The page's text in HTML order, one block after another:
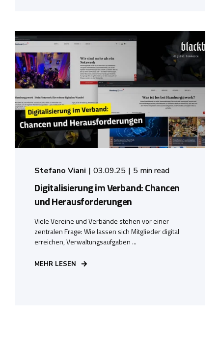
Stefano Viani 03.09.25 5 min read
Digitalisierung im Verband: Chancen
und Herausforderungen
Viele Vereine und Verbände stehen vor einer
zentralen Frage: Wie lassen sich Mitglieder digital
erreichen, Verwaltungsaufgaben ...
MEHR LESEN